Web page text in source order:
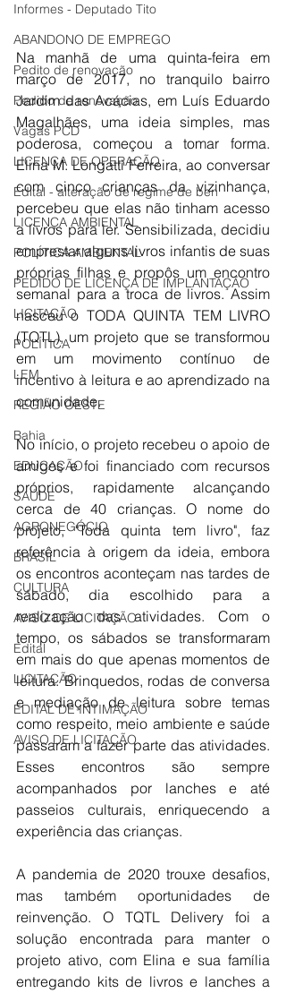
Informes - Deputado Tito
ABANDONO DE EMPREGO
Pedito de renovação
Pedido de renovação
Vagas PCD
LICENÇA DE OPERAÇÃO
Edital - alteração de regime de ben
LICENÇA AMBIENTAL
POLÍTICA AMBIENTAL
PEDIDO DE LICENÇA DE IMPLANTAÇÃO
LICITAÇÃO
POLÍTICA
LEM
REGIÃO OESTE
Bahia
EDUCAÇÃO
SAÚDE
AGRONEGÓCIO
BRASIL
CULTURA
AVISO DE LICITAÇÃO
Edital
LICITAÇÃO
EDITAL DE INTIMAÇÃO
AVISO DE LICITAÇÃO
Na manhã de uma quinta-feira em
março de 2017, no tranquilo bairro
Jardim das Acácias, em Luís Eduardo
Magalhães, uma ideia simples, mas
poderosa, começou a tomar forma.
Elina M. Longatti Ferreira, ao conversar
com cinco crianças da vizinhança,
percebeu que elas não tinham acesso
a livros para ler. Sensibilizada, decidiu
emprestar alguns livros infantis de suas
próprias filhas e propôs um encontro
semanal para a troca de livros. Assim
nasceu o TODA QUINTA TEM LIVRO
(TQTL), um projeto que se transformou
em um movimento contínuo de
incentivo à leitura e ao aprendizado na
comunidade.
No início, o projeto recebeu o apoio de
amigos e foi financiado com recursos
próprios, rapidamente alcançando
cerca de 40 crianças. O nome do
projeto, "Toda quinta tem livro", faz
referência à origem da ideia, embora
os encontros aconteçam nas tardes de
sábado, dia escolhido para a
realização das atividades. Com o
tempo, os sábados se transformaram
em mais do que apenas momentos de
leitura. Brinquedos, rodas de conversa
e mediação de leitura sobre temas
como respeito, meio ambiente e saúde
passaram a fazer parte das atividades.
Esses encontros são sempre
acompanhados por lanches e até
passeios culturais, enriquecendo a
experiência das crianças.
A pandemia de 2020 trouxe desafios,
mas também oportunidades de
reinvenção. O TQTL Delivery foi a
solução encontrada para manter o
projeto ativo, com Elina e sua família
entregando kits de livros e lanches a